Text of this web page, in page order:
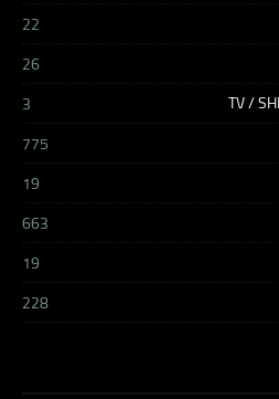
22
26
3
775
19
663
19
228